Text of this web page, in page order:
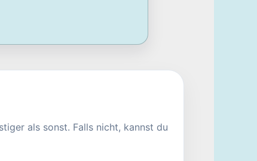
als sonst. Falls nicht, kannst du